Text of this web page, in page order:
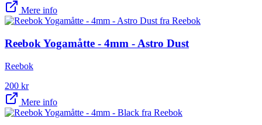
Mere info
Reebok Yogamåtte - 4mm - Astro Dust
Reebok
200 kr
Mere info